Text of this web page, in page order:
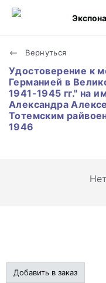
Вернуться
Удостоверение к
Германией в
1941-1945 гг." на
Александра
Тотемским
1946
Добавить в заказ